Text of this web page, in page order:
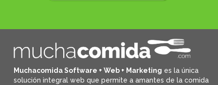
Muchacomida Software + Web + Marketing es la única
solución integral web que permite a amantes de la comida